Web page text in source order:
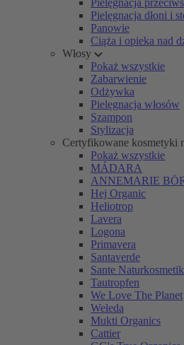
Pielęgnacja
Pielęgnacja dłoni i
Panowie
Ciąża i opieka nad
Włosy
Pokaż wszystkie
Zabarwienie
Odżywka
Pielęgnacja włosów
Szampon
Stylizacja
Certyfikowane kosmetyki
Pokaż wszystkie
MÁDARA
ANNEMARIE
Hej Organic
Heliotrop
Lavera
Logona
Primavera
Santaverde
Sante Naturkosmetik
Tautropfen
We Love The Planet
Weleda
Mukti Organics
Cattier